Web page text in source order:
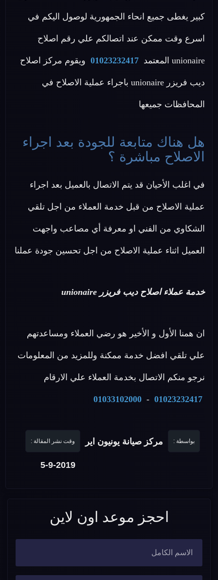
كبير يغطى جميع انحاء الجمهورية لوصول اليكم في
اسرع وقت ممكن عند اتصالكم علي رقم اصلاح
unionaire المعتمد 01023232417 ويقوم مركز اصلاح
ديب فريزر unionaire باجراء عملية الاصلاح في
المحافظات جميعها
هل هناك متابعة للجودة بعد اجراء
الاصلاح مباشرة ؟
في اغلب الأحيان قد يتم الاتصال بالعميل بعد اجراء
عملية الاصلاح من قبل خدمة العملاء من اجل تلقي
الشكاوي من الفني او معرفة أي مصاعب واجهت
العميل اثناء عملية الاصلاح من اجل تحسين جودة عملنا
خدمة عملاء اصلاح ديب فريزر unionaire
ان همنا الأول و الأخير هو رضي العملاء ومساعدتهم
علي تلقي افضل خدمة ممكنة وللمزيد من المعلومات
نرجو منكم الاتصال بخدمة العملاء علي الارقام
01023232417
-
01033102000
بواسطة : مركز صيانة يونيون اير وقت نشر المقالة :
5-9-2019
احجز موعد اون لاين